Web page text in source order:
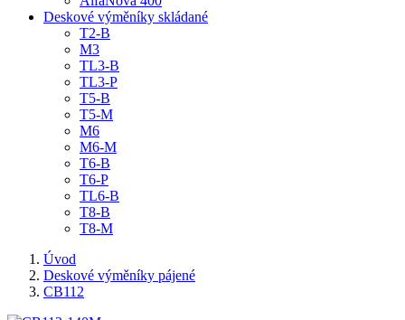
Deskové výměníky skládané
T2-B
M3
TL3-B
TL3-P
T5-B
T5-M
M6
M6-M
T6-B
T6-P
TL6-B
T8-B
T8-M
Úvod
Deskové výměníky pájené
CB112